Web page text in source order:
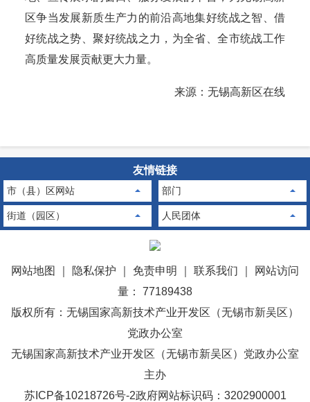
区争当发展新质生产力的前沿高地集好统战之智、借
好统战之势、聚好统战之力，为全省、全市统战工作
高质量发展贡献更大力量。
来源：无锡高新区在线
友情链接
市（县）区网站 部门
街道（园区） 人民团体
网站地图 隐私保护 免责申明 联系我们
网站访问
量： 77189438
版权所有：无锡国家高新技术产业开发区（无锡市新吴区）
党政办公室
无锡国家高新技术产业开发区（无锡市新吴区）党政办公室
主办
苏ICP备10218726号-2政府网站标识码：3202900001